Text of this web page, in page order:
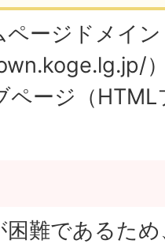
ページドメイン
ページ（
困難であるた